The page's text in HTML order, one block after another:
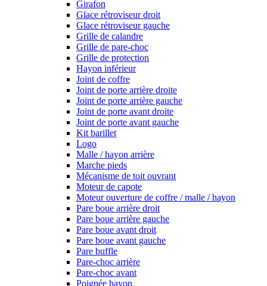
Girafon
Glace rétroviseur droit
Glace rétroviseur gauche
Grille de calandre
Grille de pare-choc
Grille de protection
Hayon inférieur
Joint de coffre
Joint de porte arrière droite
Joint de porte arrière gauche
Joint de porte avant droite
Joint de porte avant gauche
Kit barillet
Logo
Malle / hayon arrière
Marche pieds
Mécanisme de toit ouvrant
Moteur de capote
Moteur ouverture de coffre / malle / hayon
Pare boue arrière droit
Pare boue arrière gauche
Pare boue avant droit
Pare boue avant gauche
Pare buffle
Pare-choc arrière
Pare-choc avant
Poignée hayon